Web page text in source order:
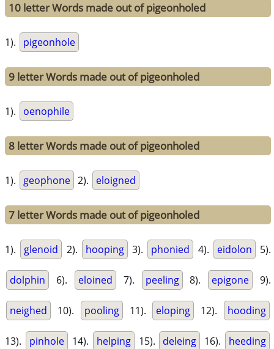
10 letter Words made out of pigeonholed
1). pigeonhole
9 letter Words made out of pigeonholed
1). oenophile
8 letter Words made out of pigeonholed
1). geophone 2). eloigned
7 letter Words made out of pigeonholed
1). glenoid 2). hooping 3). phonied 4). eidolon 5).
dolphin 6). eloined 7). peeling 8). epigone 9).
neighed 10). pooling 11). eloping 12). hooding
13). pinhole 14). helping 15). deleing 16). heeding